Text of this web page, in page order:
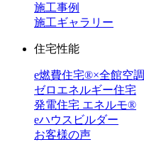
施工事例
施工ギャラリー
住宅性能
e燃費住宅®︎×全館空調
ゼロエネルギー住宅
発電住宅 エネルモ®
eハウスビルダー
お客様の声